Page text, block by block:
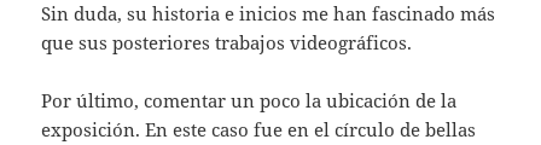
Sin duda, su historia e inicios me han fascinado más
que sus posteriores trabajos videográficos.
Por último, comentar un poco la ubicación de la
exposición. En este caso fue en el círculo de bellas